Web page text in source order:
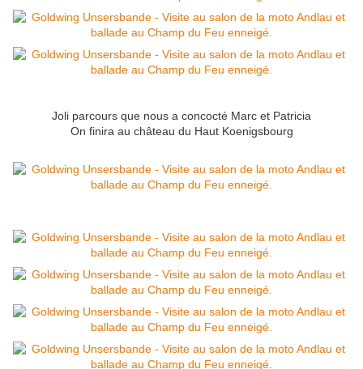
Joli parcours que nous a concocté Marc et Patricia
On finira au château du Haut Koenigsbourg